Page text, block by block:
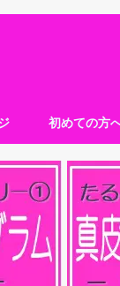
初めての方